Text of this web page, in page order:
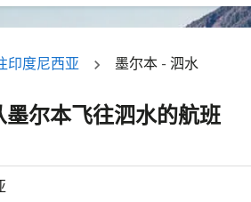
印度尼西亚 墨尔本 - 泗水
尔本飞往泗水的航班
机票。请调整您的筛选条件。